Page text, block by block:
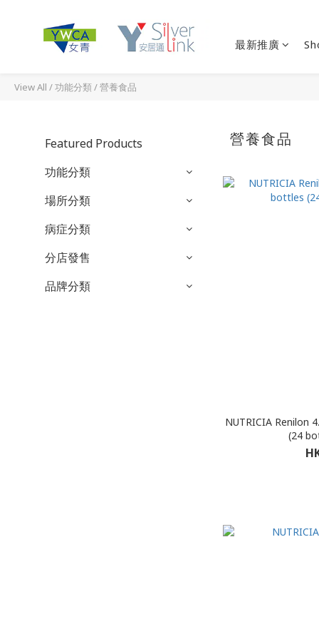
最新推廣
View All /功能分類/營養食品
Featured Products
功能分類
場所分類
病症分類
分店發售
品牌分類
營養食品
NUTRICIA Renilon 4.0
(24